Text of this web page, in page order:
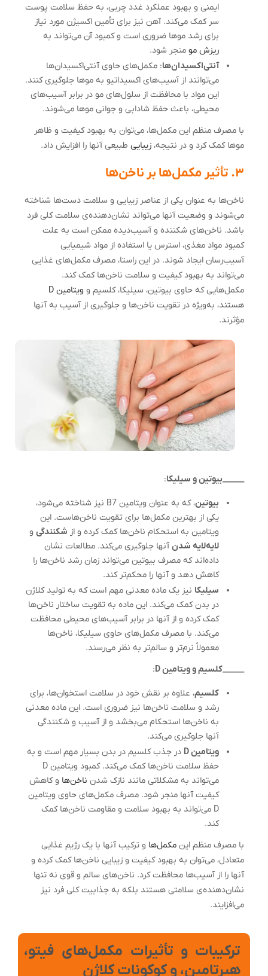
ایمنی و بهبود عملکرد غدد چربی، به حفظ سلامت پوست
سر کمک می‌کند. آهن نیز برای تأمین اکسیژن مورد نیاز
برای رشد موها ضروری است و کمبود آن می‌تواند به
ریزش مو منجر شود.
آنتی‌اکسیدان‌ها: مکمل‌های حاوی آنتی‌اکسیدان‌ها
می‌توانند از آسیب‌های اکسیداتیو به موها جلوگیری کنند.
این مواد با محافظت از سلول‌های مو در برابر آسیب‌های
محیطی، باعث حفظ شادابی و جوانی موها می‌شوند.
با مصرف منظم این مکمل‌ها، می‌توان به بهبود کیفیت و ظاهر
موها کمک کرد و در نتیجه، زیبایی طبیعی آنها را افزایش داد.
۳. تأثیر مکمل‌ها بر ناخن‌ها
ناخن‌ها به عنوان یکی از عناصر زیبایی و سلامت دست‌ها شناخته
می‌شوند و وضعیت آنها می‌تواند نشان‌دهنده‌ی سلامت کلی فرد
باشد. ناخن‌های شکننده و آسیب‌دیده ممکن است به علت
کمبود مواد مغذی، استرس یا استفاده از مواد شیمیایی
آسیب‌رسان ایجاد شوند. در این راستا، مصرف مکمل‌های غذایی
می‌تواند به بهبود کیفیت و سلامت ناخن‌ها کمک کند.
مکمل‌هایی که حاوی بیوتین، سیلیکا، کلسیم و ویتامین D
هستند، به‌ویژه در تقویت ناخن‌ها و جلوگیری از آسیب به آنها
مؤثرند.
______بیوتین و سیلیکا:
بیوتین
، که به عنوان ویتامین B7 نیز شناخته می‌شود،
یکی از بهترین مکمل‌ها برای تقویت ناخن‌هاست. این
ویتامین به استحکام ناخن‌ها کمک کرده و از شکنندگی و
لایه‌لایه شدنآنها جلوگیری می‌کند. مطالعات نشان
داده‌اند که مصرف بیوتین می‌تواند زمان رشد ناخن‌ها را
کاهش دهد و آنها را محکم‌تر کند.
سیلیکا نیز یک ماده معدنی مهم است که به تولید کلاژن
در بدن کمک می‌کند. این ماده به تقویت ساختار ناخن‌ها
کمک کرده و از آنها در برابر آسیب‌های محیطی محافظت
می‌کند. با مصرف مکمل‌های حاوی سیلیکا، ناخن‌ها
معمولاً نرم‌تر و سالم‌تر به نظر می‌رسند.
______کلسیم و ویتامین D
:
کلسیم، علاوه بر نقش خود در سلامت استخوان‌ها، برای
رشد و سلامت ناخن‌ها نیز ضروری است. این ماده معدنی
به ناخن‌ها استحکام می‌بخشد و از آسیب و شکنندگی
آنها جلوگیری می‌کند.
ویتامین D
در جذب کلسیم در بدن بسیار مهم است و به
حفظ سلامت ناخن‌ها کمک می‌کند. کمبود ویتامین D
می‌تواند به مشکلاتی مانند نازک شدن ناخن‌ها و کاهش
کیفیت آنها منجر شود. مصرف مکمل‌های حاوی ویتامین
D می‌تواند به بهبود سلامت و مقاومت ناخن‌ها کمک
کند.
با مصرف منظم این مکمل‌ها و ترکیب آنها با یک رژیم غذایی
متعادل، می‌توان به بهبود کیفیت و زیبایی ناخن‌ها کمک کرده و
آنها را از آسیب‌ها محافظت کرد. ناخن‌های سالم و قوی نه تنها
نشان‌دهنده‌ی سلامتی هستند بلکه به جذابیت کلی فرد نیز
می‌افزایند.
ترکیبات و تأثیرات مکمل‌های فیتو،
هیرتامین، و کوکونات کلاژن